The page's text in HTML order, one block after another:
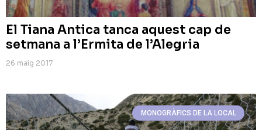
El Tiana Antica tanca aquest cap de
setmana a l’Ermita de l’Alegria
26 maig 2017
MONOGRÀFICS DE LA LOCAL